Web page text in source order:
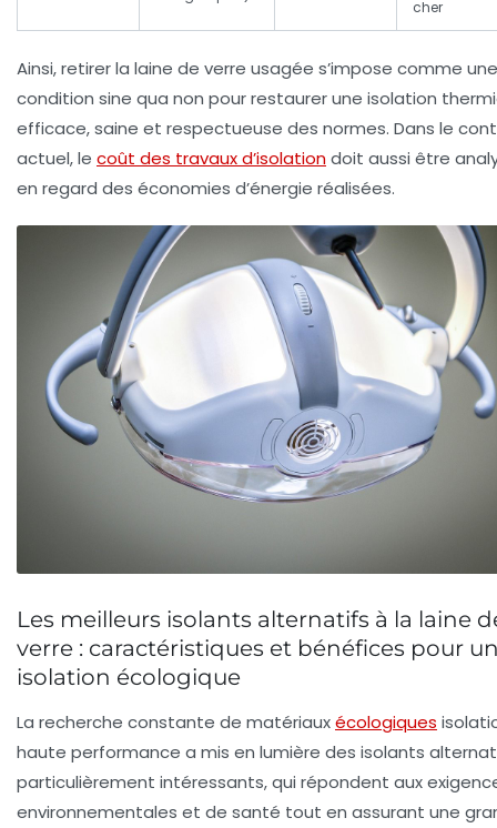
cher
Ainsi, retirer la laine de verre usagée s’impose comme une
condition sine qua non pour restaurer une isolation
efficace, saine et respectueuse des normes. Dans le
actuel, le coût des travaux d’isolationdoit aussi être
en regard des économies d’énergie réalisées.
Les meilleurs isolants alternatifs à la laine
verre : caractéristiques et bénéfices pour
isolation écologique
La recherche constante de matériauxécologiques
haute performance a mis en lumière des isolants
particulièrement intéressants, qui répondent aux
environnementales et de santé tout en assurant une